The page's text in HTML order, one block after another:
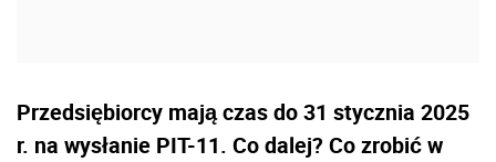
Przedsiębiorcy mają czas do 31 stycznia 2025
r. na wysłanie PIT-11. Co dalej? Co zrobić w